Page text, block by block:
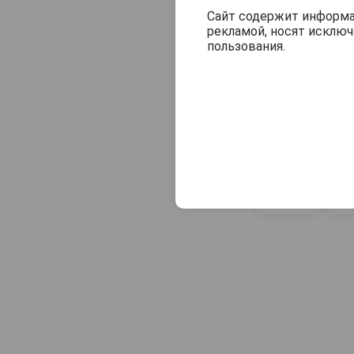
Сайт содержит
рекламой, носят
пользования.